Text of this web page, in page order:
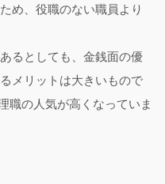
め、役職のない職員より
るとしても、金銭面の優
メリットは大きいもので
職の人気が高くなっていま